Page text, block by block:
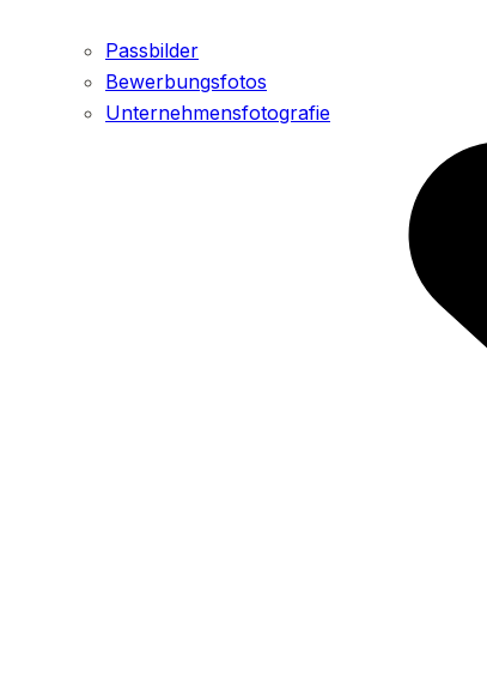
Passbilder
Bewerbungsfotos
Unternehmensfotografie